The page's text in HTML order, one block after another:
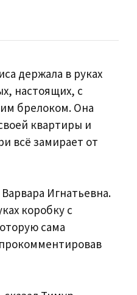
держала в руках
настоящих, с
брелоком. Она
квартиры и
всё замирает от
Игнатьевна.
коробку с
сама